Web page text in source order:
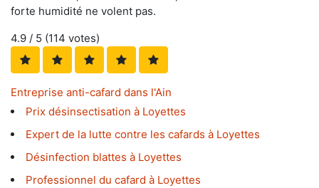
forte humidité ne volent pas.
4.9 / 5 (114 votes)
Entreprise anti-cafard dans l'Ain
Prix désinsectisation à Loyettes
Expert de la lutte contre les cafards à Loyettes
Désinfection blattes à Loyettes
Professionnel du cafard à Loyettes